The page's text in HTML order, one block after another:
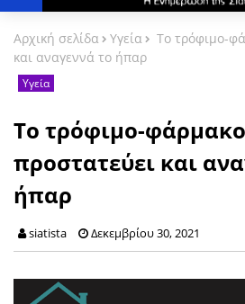
Αρχική σελίδα Υγεία
Το τρόφιμο-
και αναγεννά το ήπαρ
Υγεία
Το τρόφιμο-
προστατεύει και
ήπαρ
siatista Δεκεμβρίου 30, 2021